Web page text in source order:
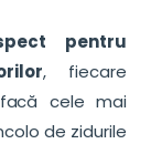
pentru
, fiecare
cele mai
de zidurile